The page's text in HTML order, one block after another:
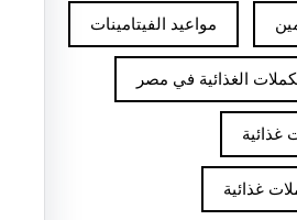
مواعيد الفيتامينات
الغذائية في مصر
غذائية
غذائية